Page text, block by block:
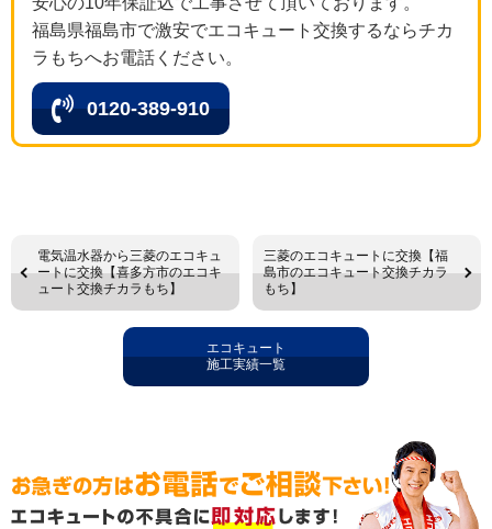
福島県福島市で激安でエコキュート交換するならチカ
ラもちへお電話ください。
0120-389-910
電気温水器から三菱のエコキュ
ートに交換【喜多方市のエコキ
ュート交換チカラもち】
三菱のエコキュートに交換【福
島市のエコキュート交換チカラ
もち】
エコキュート
施工実績一覧